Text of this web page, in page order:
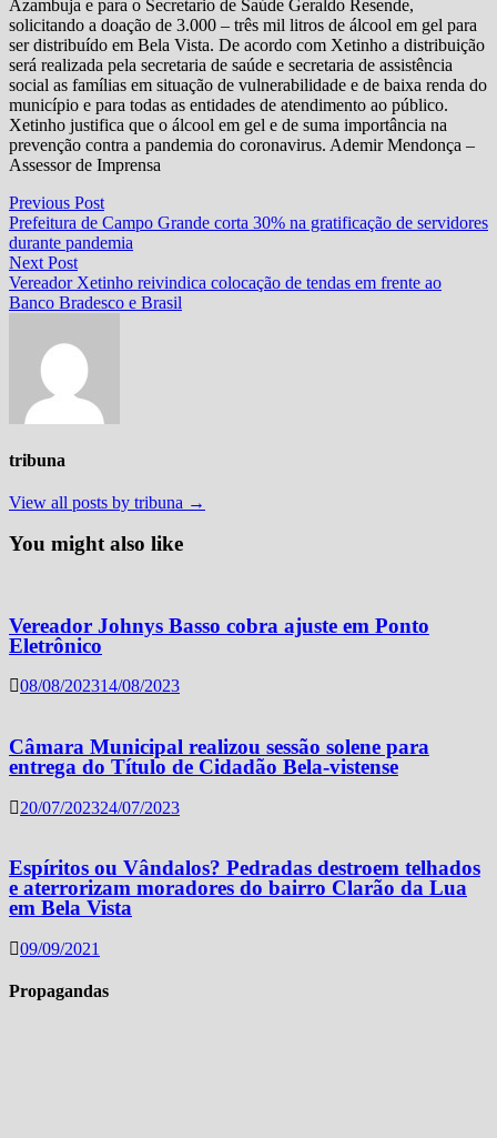
Azambuja e para o Secretario de Saúde Geraldo Resende,
solicitando a doação de 3.000 – três mil litros de álcool em gel para
ser distribuído em Bela Vista. De acordo com Xetinho a distribuição
será realizada pela secretaria de saúde e secretaria de assistência
social as famílias em situação de vulnerabilidade e de baixa renda do
município e para todas as entidades de atendimento ao público.
Xetinho justifica que o álcool em gel e de suma importância na
prevenção contra a pandemia do coronavirus. Ademir Mendonça –
Assessor de Imprensa
Navegação
de
Post
Previous PostPrevious
post:
Prefeitura de Campo Grande corta 30% na gratificação de servidores
durante pandemia
Next PostNext
post:
Vereador Xetinho reivindica colocação de tendas em frente ao
Banco Bradesco e Brasil
tribuna
View all posts by tribuna →
You might also like
Vereador Johnys Basso cobra ajuste em Ponto
Eletrônico
08/08/202314/08/2023
Câmara Municipal realizou sessão solene para
entrega do Título de Cidadão Bela-vistense
20/07/202324/07/2023
Espíritos ou Vândalos? Pedradas destroem telhados
e aterrorizam moradores do bairro Clarão da Lua
em Bela Vista
09/09/2021
Propagandas